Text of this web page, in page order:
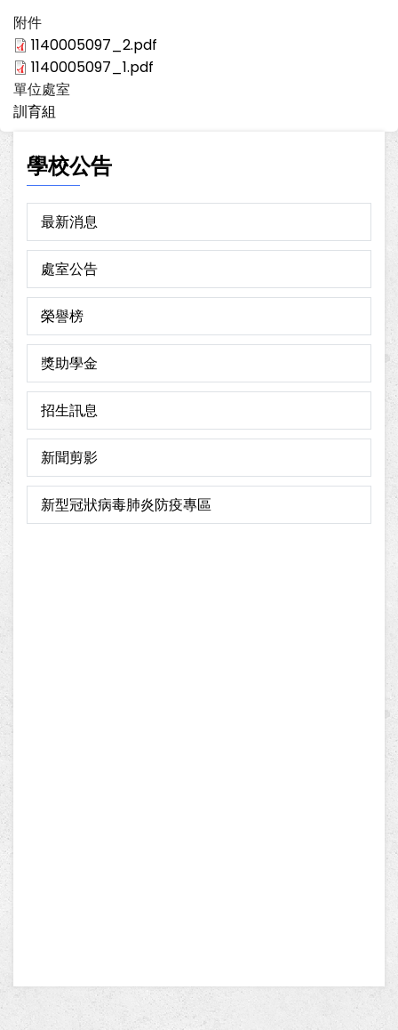
附件
1140005097_2.pdf
1140005097_1.pdf
單位處室
訓育組
學校公告
最新消息
處室公告
榮譽榜
獎助學金
招生訊息
新聞剪影
新型冠狀病毒肺炎防疫專區